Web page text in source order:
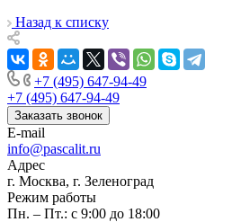
Назад к списку
+7 (495) 647-94-49
+7 (495) 647-94-49
Заказать звонок
E-mail
info@pascalit.ru
Адрес
г. Москва, г. Зеленоград
Режим работы
Пн. – Пт.: с 9:00 до 18:00